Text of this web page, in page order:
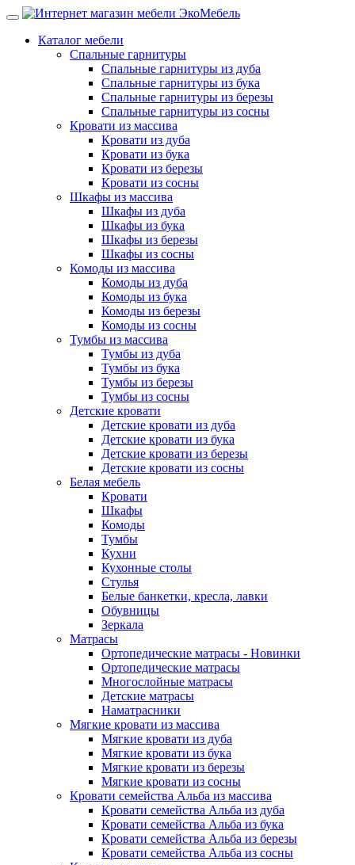
Каталог мебели
Спальные гарнитуры
Спальные гарнитуры из дуба
Спальные гарнитуры из бука
Спальные гарнитуры из березы
Спальные гарнитуры из сосны
Кровати из массива
Кровати из дуба
Кровати из бука
Кровати из березы
Кровати из сосны
Шкафы из массива
Шкафы из дуба
Шкафы из бука
Шкафы из березы
Шкафы из сосны
Комоды из массива
Комоды из дуба
Комоды из бука
Комоды из березы
Комоды из сосны
Тумбы из массива
Тумбы из дуба
Тумбы из бука
Тумбы из березы
Тумбы из сосны
Детские кровати
Детские кровати из дуба
Детские кровати из бука
Детские кровати из березы
Детские кровати из сосны
Белая мебель
Кровати
Шкафы
Комоды
Тумбы
Кухни
Кухонные столы
Стулья
Белые банкетки, кресла, лавки
Обувницы
Зеркала
Матрасы
Ортопедические матрасы - Новинки
Ортопедические матрасы
Многослойные матрасы
Детские матрасы
Наматрасники
Мягкие кровати из массива
Мягкие кровати из дуба
Мягкие кровати из бука
Мягкие кровати из березы
Мягкие кровати из сосны
Кровати семейства Альба из массива
Кровати семейства Альба из дуба
Кровати семейства Альба из бука
Кровати семейства Альба из березы
Кровати семейства Альба из сосны